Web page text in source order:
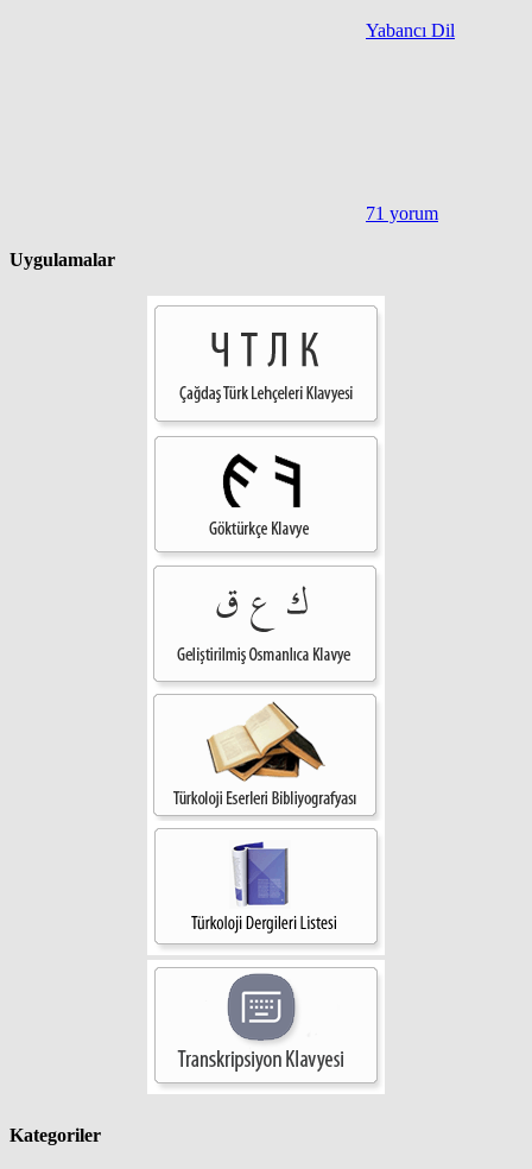
Yabancı Dil
71 yorum
Uygulamalar
Kategoriler